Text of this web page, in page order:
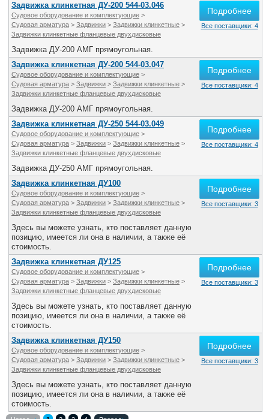
Задвижка клинкетная ДУ-200 544-03.046
Судовое оборудование и комплектующие >
Судовая арматура > Задвижки > Задвижки клинкетные >
Задвижки клинкетные фланцевые двухдисковые
Задвижка ДУ-200 АМГ прямоугольная.
Подробнее
Все поставщики: 4
Задвижка клинкетная ДУ-200 544-03.047
Судовое оборудование и комплектующие >
Судовая арматура > Задвижки > Задвижки клинкетные >
Задвижки клинкетные фланцевые двухдисковые
Задвижка ДУ-200 АМГ прямоугольная.
Подробнее
Все поставщики: 4
Задвижка клинкетная ДУ-250 544-03.049
Судовое оборудование и комплектующие >
Судовая арматура > Задвижки > Задвижки клинкетные >
Задвижки клинкетные фланцевые двухдисковые
Задвижка ДУ-250 АМГ прямоугольная.
Подробнее
Все поставщики: 4
Задвижка клинкетная ДУ100
Судовое оборудование и комплектующие >
Судовая арматура > Задвижки > Задвижки клинкетные >
Задвижки клинкетные фланцевые двухдисковые
Здесь вы можете узнать, кто поставляет данную
позицию, имеется ли она в наличии, а также её
стоимость.
Подробнее
Все поставщики: 3
Задвижка клинкетная ДУ125
Судовое оборудование и комплектующие >
Судовая арматура > Задвижки > Задвижки клинкетные >
Задвижки клинкетные фланцевые двухдисковые
Здесь вы можете узнать, кто поставляет данную
позицию, имеется ли она в наличии, а также её
стоимость.
Подробнее
Все поставщики: 3
Задвижка клинкетная ДУ150
Судовое оборудование и комплектующие >
Судовая арматура > Задвижки > Задвижки клинкетные >
Задвижки клинкетные фланцевые двухдисковые
Здесь вы можете узнать, кто поставляет данную
позицию, имеется ли она в наличии, а также её
стоимость.
Подробнее
Все поставщики: 3